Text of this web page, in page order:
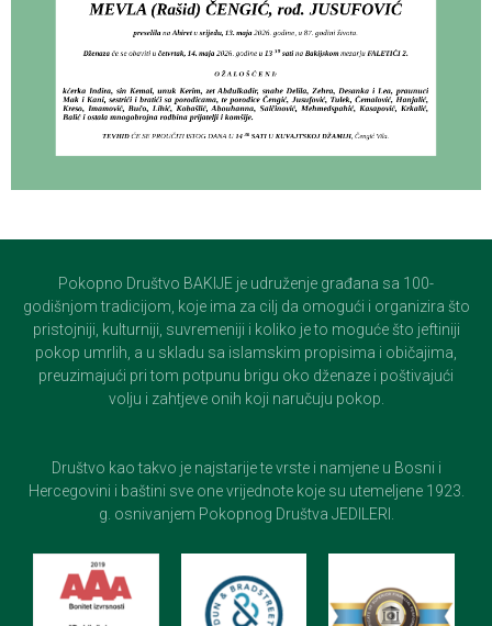
Pokopno Društvo BAKIJE je udruženje građana sa 100-
godišnjom tradicijom, koje ima za cilj da omogući i organizira što
pristojniji, kulturniji, suvremeniji i koliko je to moguće što jeftiniji
pokop umrlih, a u skladu sa islamskim propisima i običajima,
preuzimajući pri tom potpunu brigu oko dženaze i poštivajući
volju i zahtjeve onih koji naručuju pokop.
Društvo kao takvo je najstarije te vrste i namjene u Bosni i
Hercegovini i baštini sve one vrijednote koje su utemeljene 1923.
g. osnivanjem Pokopnog Društva JEDILERI.